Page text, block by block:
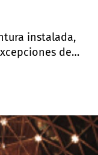
instalada,
de
doble altura